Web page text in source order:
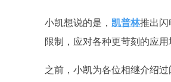
小凯想说的是， 凯普林推出
限制，应对各种更苛刻的应用
之前，小凯为各位相继介绍